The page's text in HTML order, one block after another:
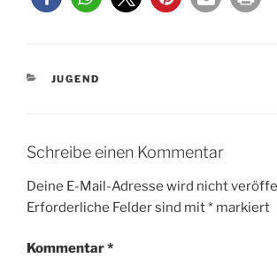
KATEGORIEN
JUGEND
Schreibe einen Kommentar
Deine E-Mail-Adresse wird nicht
Erforderliche Felder sind mit* markiert
Kommentar*